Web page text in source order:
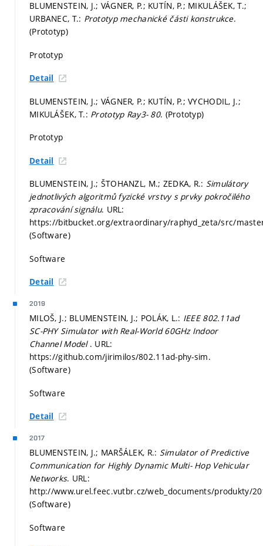
BLUMENSTEIN, J.; VÁGNER, P.; KUTÍN, P.; MIKULÁŠEK, T.;
URBANEC, T.: Prototyp mechanické části konstrukce.
(Prototyp)
Prototyp
Detail
BLUMENSTEIN, J.; VÁGNER, P.; KUTÍN, P.; VYCHODIL, J.;
MIKULÁŠEK, T.: Prototyp Ray3- 80. (Prototyp)
Prototyp
Detail
BLUMENSTEIN, J.; ŠTOHANZL, M.; ZEDKA, R.: Simulátory
jednotlivých algoritmů fyzické vrstvy s prvky pokročilého
zpracování signálu. URL:
https://bitbucket.org/extraordinary/raphyd_zeta/src/
(Software)
Software
Detail
2019
MILOŠ, J.; BLUMENSTEIN, J.; POLÁK, L.: IEEE 802.11ad
SC-PHY Simulator with Real-World 60GHz Indoor
Channel Model . URL:
https://github.com/jirimilos/802.11ad-phy-sim.
(Software)
Software
Detail
2017
BLUMENSTEIN, J.; MARŠÁLEK, R.: Simulator of Predictive
Communication for Highly Dynamic Multi- Hop Vehicular
Networks. URL:
http://www.urel.feec.vutbr.cz/web_documents/produkty/
(Software)
Software